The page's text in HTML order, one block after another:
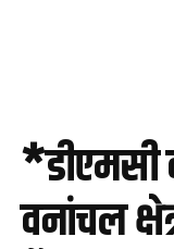
*डीएमसी
वनांचल